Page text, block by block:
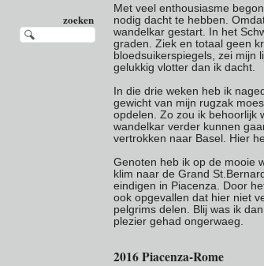
zoeken
Met veel enthousiasme
nodig dacht te hebben.
wandelkar gestart. In het
graden. Ziek en totaal geen
bloedsuikerspiegels, zei mijn
gelukkig vlotter dan ik dacht.
In die drie weken heb ik
gewicht van mijn rugzak
opdelen. Zo zou ik behoorlijk
wandelkar verder kunnen
vertrokken naar Basel. Hier
Genoten heb ik op de mooie
klim naar de Grand
eindigen in Piacenza. Door
ook opgevallen dat hier niet
pelgrims delen. Blij was ik
plezier gehad ongerwaeg.
2016 Piacenza-Rome